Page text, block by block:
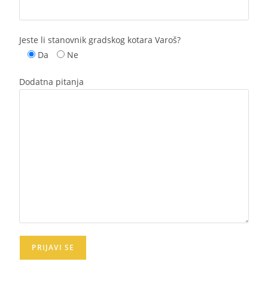
Jeste li stanovnik gradskog kotara Varoš?
Da
Ne
Dodatna pitanja